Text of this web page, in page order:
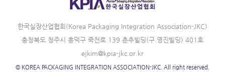
한국실장산업협회(Korea Packaging Integration Association-JKC)
충청북도 청주시 흥덕구 죽천로 139 춘추빌딩(구.영진빌딩) 401호
ejkim@kpia-jkc.or.kr
© KOREA PACKAGING INTEGRATION ASSOCIATION-JKC. All right reserved.